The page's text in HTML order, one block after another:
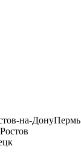
на-ДонуПермь
Ростов